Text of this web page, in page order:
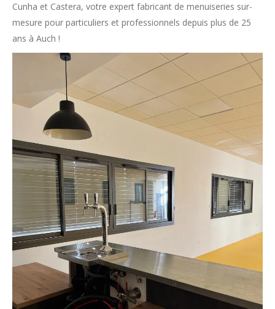
Cunha et Castera, votre expert fabricant de menuiseries sur-
mesure pour particuliers et professionnels depuis plus de 25
ans à Auch !